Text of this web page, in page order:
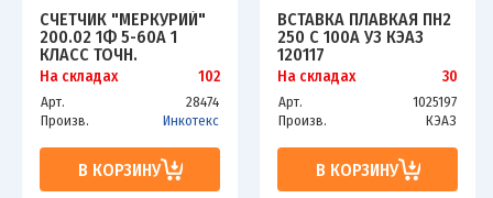
СЧЕТЧИК "МЕРКУРИЙ"
200.02 1Ф 5-60А 1
КЛАСС ТОЧН.
МНОГОТАРИФ.; CAN
ЖКИ МОСК. ВР.
На складах 102
Арт.
28474
Произв.
Инкотекс
В КОРЗИНУ
ВСТАВКА ПЛАВКАЯ ПН2
250 С 100А У3 КЭАЗ
120117
На складах 30
Арт.
1025197
Произв.
КЭАЗ
В КОРЗИНУ